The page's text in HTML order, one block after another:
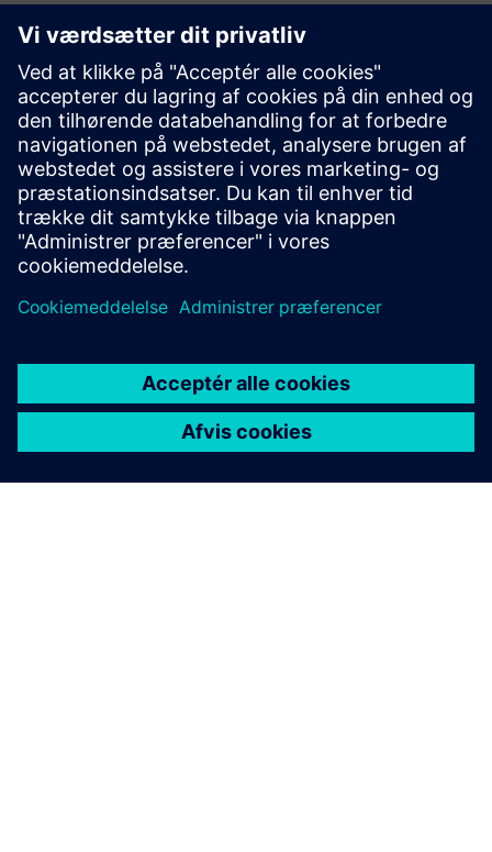
Yderligere oplysninger og
ressourcer
Industrielle brugssager fra rigtige virksomheder
NEO Europe hjemmeside
NEO Succeshistorier
Opcenter APS: Avanceret planlægning og planlægning